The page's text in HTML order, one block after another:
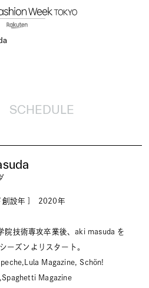
SCHEDULE
創設年 ] 2020年
院技術専攻卒業後、aki masuda を
ーズンよりスタート。
Magazine, Schön!
Magazine